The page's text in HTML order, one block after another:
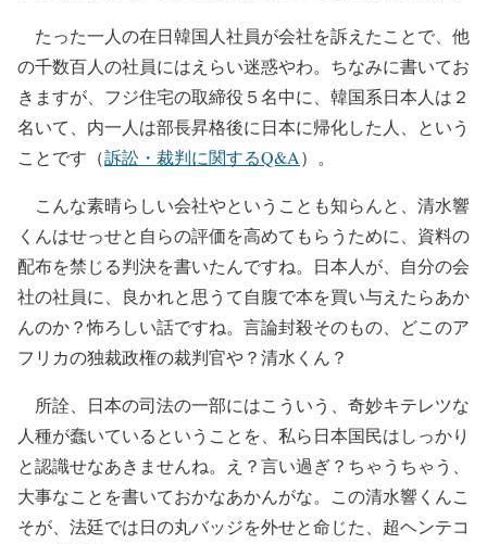
たった一人の在日韓国人社員が会社を訴えたことで、他
の千数百人の社員にはえらい迷惑やわ。ちなみに書いてお
きますが、フジ住宅の取締役５名中に、韓国系日本人は２
名いて、内一人は部長昇格後に日本に帰化した人、という
ことです（訴訟・裁判に関するQ&A）。
こんな素晴らしい会社やということも知らんと、清水響
くんはせっせと自らの評価を高めてもらうために、資料の
配布を禁じる判決を書いたんですね。日本人が、自分の会
社の社員に、良かれと思うて自腹で本を買い与えたらあか
んのか？怖ろしい話ですね。言論封殺そのもの、どこのア
フリカの独裁政権の裁判官や？清水くん？
所詮、日本の司法の一部にはこういう、奇妙キテレツな
人種が蠢いているということを、私ら日本国民はしっかり
と認識せなあきませんね。え？言い過ぎ？ちゃうちゃう、
大事なことを書いておかなあかんがな。この清水響くんこ
そが、法廷では日の丸バッジを外せと命じた、超ヘンテコ